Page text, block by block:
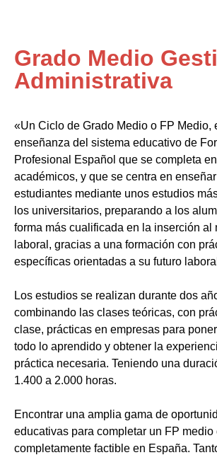
Grado Medio
Administrativa
«Un Ciclo de Grado Medio o FP Medio,
enseñanza del sistema educativo de
Profesional Español que se completa
académicos, y que se centra en
estudiantes mediante unos estudios
los universitarios, preparando a los
forma más cualificada en la inserción al
laboral, gracias a una formación con
específicas orientadas a su futuro
Los estudios se realizan durante dos
combinando las clases teóricas, con
clase, prácticas en empresas para
todo lo aprendido y obtener la
práctica necesaria. Teniendo una
1.400 a 2.000 horas.
Encontrar una amplia gama de
educativas para completar un FP medio
completamente factible en España.